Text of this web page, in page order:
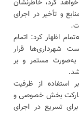
کرد، خاطرنشان
و تأخیر در اجرای
اظهار کرد: اتمام
شهرداری‌ها قرار
به‌صورت مستمر و بر
استفاده از ظرفیت
بخش خصوصی و
تسریع در اجرای